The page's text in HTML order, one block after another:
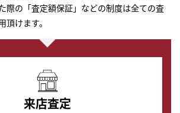
際の「査定額保証」などの制度は全ての査
頂けます。
来店査定